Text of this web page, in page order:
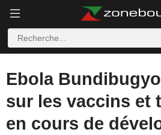
Ebola
sur les vaccins et
en cours de